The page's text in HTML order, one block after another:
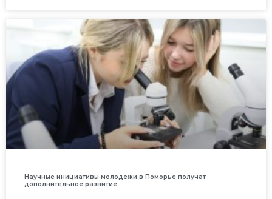
Научные инициативы молодежи в Поморье получат
дополнительное развитие